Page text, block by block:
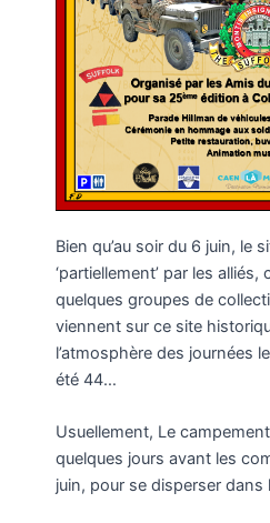
Bien qu’au soir du 6 juin, le
‘partiellement’ par les alliés,
quelques groupes de
viennent sur ce site
l’atmosphère des journées
été 44…
Usuellement, Le
quelques jours avant les
juin, pour se disperser dans